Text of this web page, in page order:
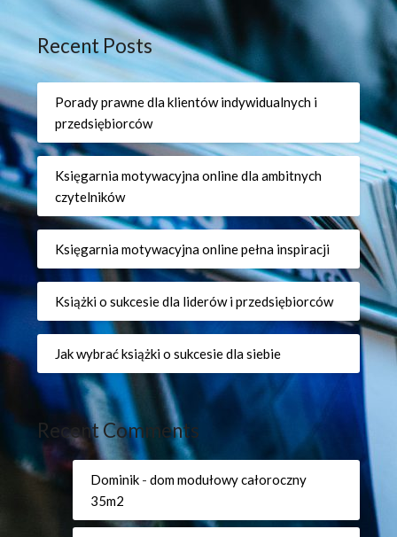
Recent Posts
Porady prawne dla klientów indywidualnych i
przedsiębiorców
Księgarnia motywacyjna online dla ambitnych
czytelników
Księgarnia motywacyjna online pełna inspiracji
Książki o sukcesie dla liderów i przedsiębiorców
Jak wybrać książki o sukcesie dla siebie
Recent Comments
Dominik -dom modułowy całoroczny
35m2